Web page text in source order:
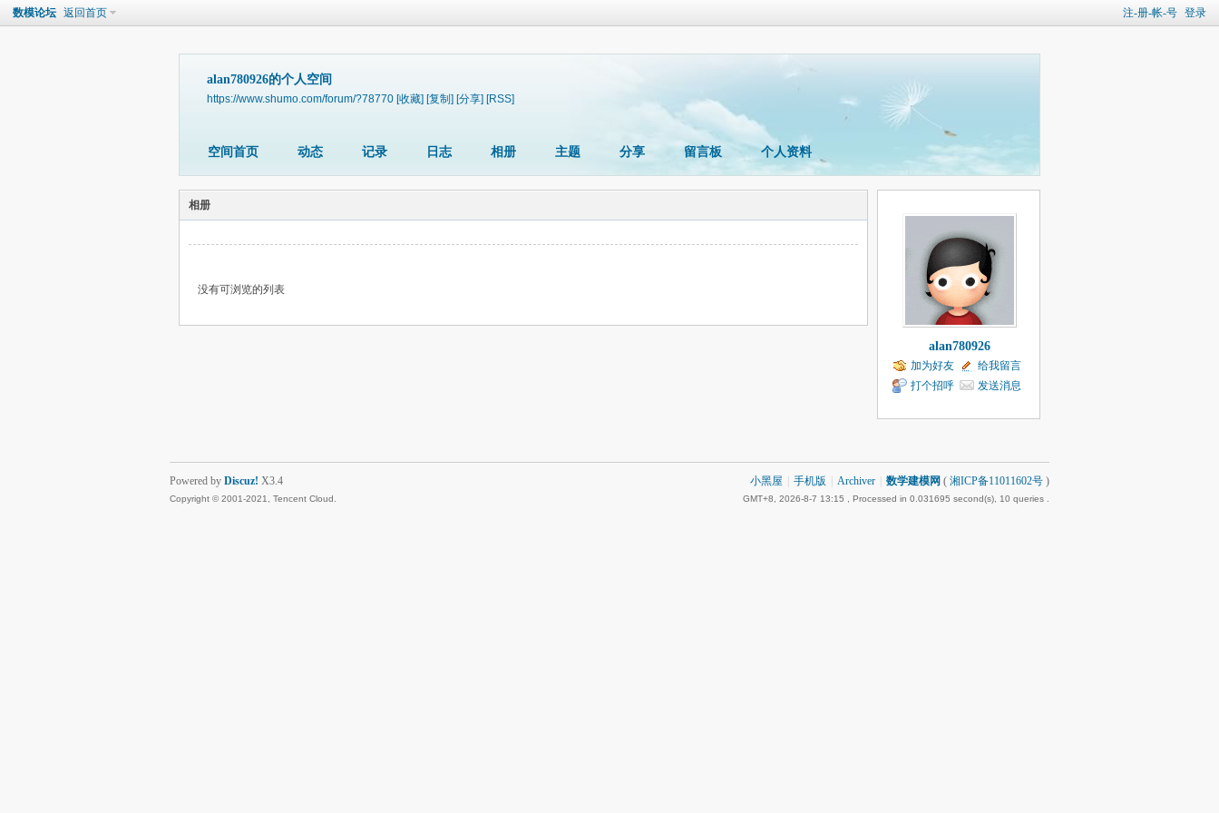
注-册-帐-号 登录
数模论坛 返回首页
alan780926的个人空间
https://www.shumo.com/forum/?78770 [收藏] [复制] [分享] [RSS]
空间首页 动态 记录 日志 相册 主题 分享 留言板 个人资料
相册
没有可浏览的列表
alan780926
加为好友
给我留言
打个招呼
发送消息
小黑屋 手机版 Archiver 数学建模网 ( 湘ICP备11011602号 )
GMT+8, 2026-8-7 13:15 , Processed in 0.031695 second(s), 10 queries .
Powered by Discuz! X3.4
Copyright © 2001-2021, Tencent Cloud.